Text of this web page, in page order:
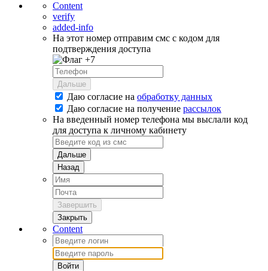
Content
verify
added-info
На этот номер отправим смс с кодом для
подтверждения доступа
+7
Дальше
Даю согласие на обработку данных
Даю согласие на получение рассылок
На введенный номер телефона мы выслали код
для доступа к личному кабинету
Дальше
Назад
Завершить
Закрыть
Content
Войти